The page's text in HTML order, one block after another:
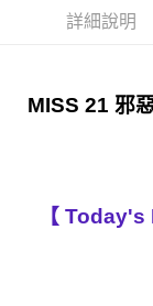
國家/地區配送
詳細說明
MISS 21 邪
【